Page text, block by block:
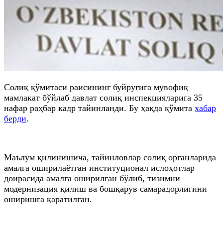
Солиқ қўмитаси раисининг буйруғига мувофиқ
мамлакат бўйлаб давлат солиқ инспекцияларига 35
нафар раҳбар кадр тайинланди. Бу ҳақда қўмита хабар
берди.
Маълум қилинишича, тайинловлар солиқ органларида
амалга оширилаётган институционал ислоҳотлар
доирасида амалга оширилган бўлиб, тизимни
модернизация қилиш ва бошқарув самарадорлигини
оширишга қаратилган.